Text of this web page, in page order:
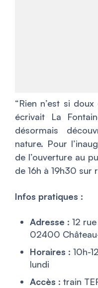
“Rien n’est si
écrivait La
désormais
nature. Pour
de l’ouverture au
de 16h à 19h30 sur
Infos pratiques :
Adresse : 12
02400
Horaires : 10h-
lundi
Accès : train